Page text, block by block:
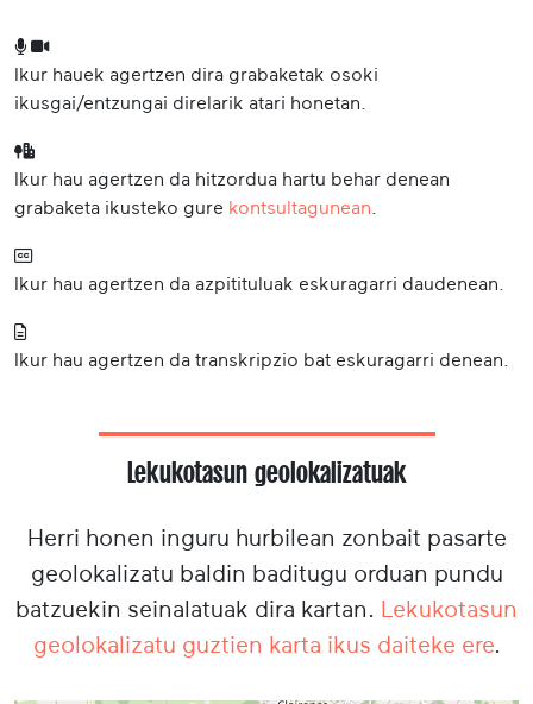
Ikur hauek agertzen dira grabaketak osoki
ikusgai/entzungai direlarik atari honetan.
Ikur hau agertzen da hitzordua hartu behar denean
grabaketa ikusteko gure kontsultagunean
Ikur hau agertzen da azpitituluak eskuragarri daudenean.
Ikur hau agertzen da transkripzio bat eskuragarri denean.
Lekukotasun geolokalizatuak
Herri honen inguru hurbilean zonbait pasarte
geolokalizatu baldin baditugu orduan pundu
batzuekin seinalatuak dira kartan. Lekukotasun
geolokalizatu guztien karta ikus daiteke ere.